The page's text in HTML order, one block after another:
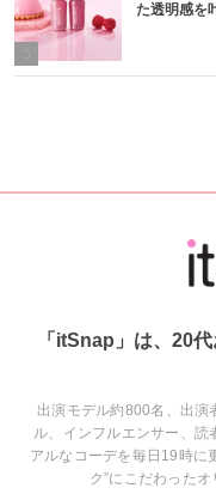
た透明感を
「itSnap」は、20
出演モデル約800名、出
ル、インフルエンサー、読
アルなコーデを毎日19時に
ク”にこだわった